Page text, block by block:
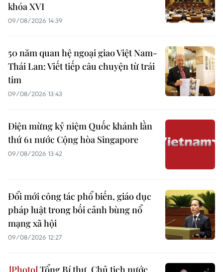
khóa XVI
09/08/2026 14:39
50 năm quan hệ ngoại giao Việt Nam-
Thái Lan: Viết tiếp câu chuyện từ trái
tim
09/08/2026 13:43
Điện mừng kỷ niệm Quốc khánh lần
thứ 61 nước Cộng hòa Singapore
09/08/2026 13:42
Đổi mới công tác phổ biến, giáo dục
pháp luật trong bối cảnh bùng nổ
mạng xã hội
09/08/2026 12:27
Tổng Bí thư, Chủ tịch nước